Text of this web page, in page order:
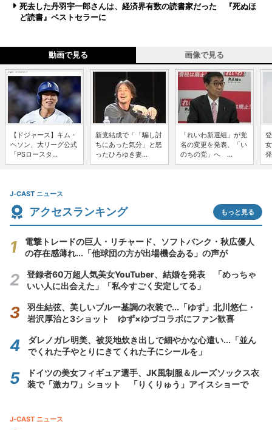
死去した丹羽宇一郎さんは、経済界有数の読書家だった 『死ぬほ
ど読書』ベストセラーに
動画で見る 画像で見る
【ドジャース】キム・
ヘソン、大リーグ公式
「PSロースタ...
新党結成で「「騙し討
ちにあった気分」と怒
ったひろゆき妻...
「れいわ新選組」が党
名の変更を発表、「い
のちの党」へ ...
J-CAST ニュース
アクセスランキング もっと見る
電撃トレードの巨人・リチャード、ソフトバンク・秋広優人
の存在感薄れ...「他球団の方が出場機会ある」の声が
登録者60万超人気美女YouTuber、結婚を発表 「めっちゃ
いい人に出会えた」「私今すごく安定してる」
羽生結弦、美しいブルー基調の衣装で...「ゆず」北川悠仁・
岩沢厚治と3ショット ゆず×ゆづコラボにファン歓喜
ダレノガレ明美、被災地炊き出しで細やかな心遣い...「並ん
でくれた子やとりにきてくれた子にシールを」
ドイツの美女フィギュア選手、JK風制服＆ルーズソックス衣
装で「激カワ」ショット 「りくりゅう」アイスショーで
J-CAST ニュース